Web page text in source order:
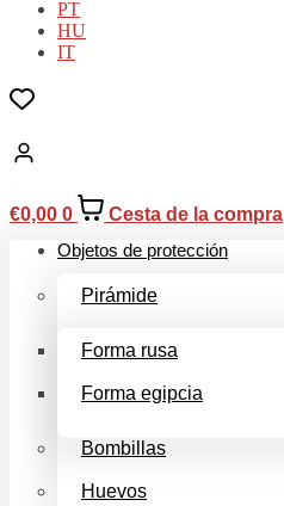
PT
HU
IT
€0,00 0
Cesta de la compra
Objetos de protección
Pirámide
Forma rusa
Forma egipcia
Bombillas
Huevos